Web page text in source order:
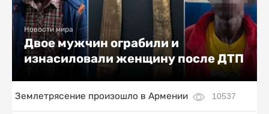
Новости мира
Двое мужчин ограбили и
изнасиловали женщину после ДТП
Землетрясение произошло в Армении 10537